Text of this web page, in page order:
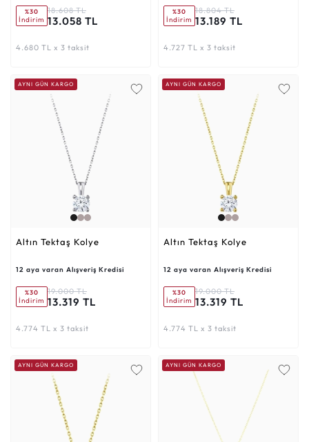
%30
İndirim
18.608 TL
13.058 TL
4.680 TL x 3 taksit
%30
İndirim
18.804 TL
13.189 TL
4.727 TL x 3 taksit
AYNI GÜN KARGO
Altın Tektaş Kolye
12 aya varan Alışveriş Kredisi
%30
İndirim
19.000 TL
13.319 TL
4.774 TL x 3 taksit
AYNI GÜN KARGO
Altın Tektaş Kolye
12 aya varan Alışveriş Kredisi
%30
İndirim
19.000 TL
13.319 TL
4.774 TL x 3 taksit
AYNI GÜN KARGO AYNI GÜN KARGO